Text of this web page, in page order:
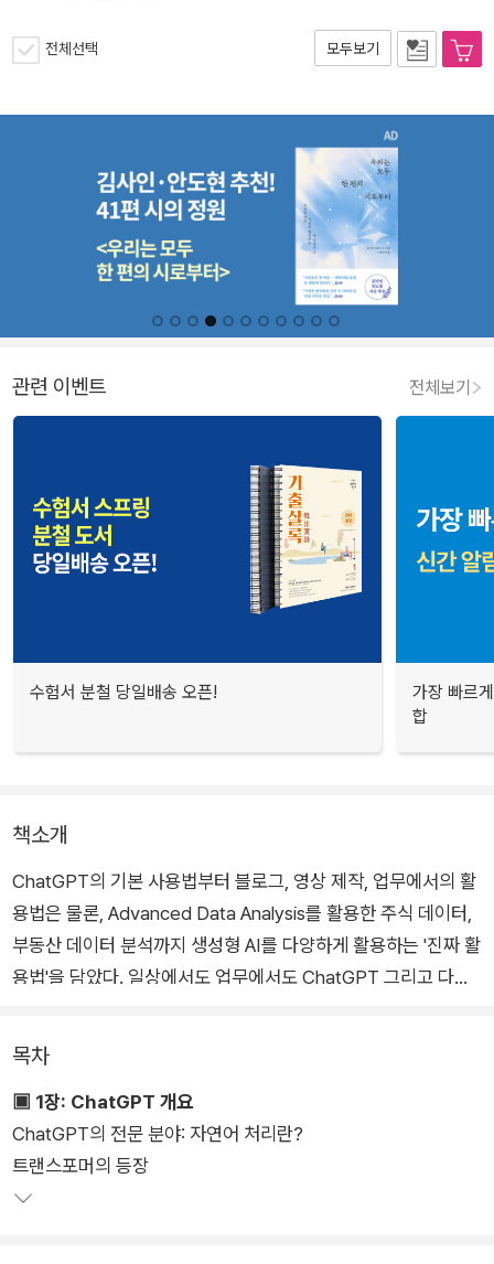
전체선택 모두보기
관련 이벤트 전체보기
수험서 분철 당일배송 오픈!
가장 빠르
합
책소개
ChatGPT의 기본 사용법부터 블로그, 영상 제작, 업무에서의 활
용법은 물론, Advanced Data Analysis를 활용한 주식 데이터,
부동산 데이터 분석까지 생성형 AI를 다양하게 활용하는 '진짜 활
용법'을 담았다. 일상에서도 업무에서도 ChatGPT 그리고 다양
목차
▣ 1장: ChatGPT 개요
ChatGPT의 전문 분야: 자연어 처리란?
트랜스포머의 등장